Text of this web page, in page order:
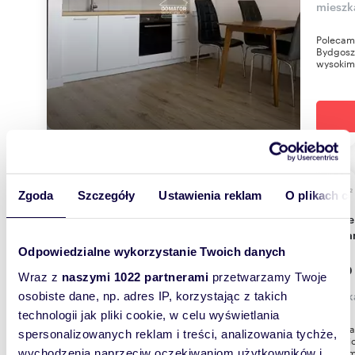
Zgoda Szczegóły Ustawienia reklam O plikach
Odpowiedzialne wykorzystanie Twoich danych
Wraz z naszymi 1022 partnerami przetwarzamy Twoje
osobiste dane, np. adres IP, korzystając z takich
technologii jak pliki cookie, w celu wyświetlania
spersonalizowanych reklam i treści, analizowania tychże,
25 2
Kawalerka 25 m² w centrum Bydgoszczy -
1 400
Do